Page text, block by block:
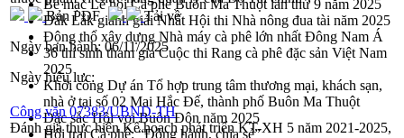
Bế mạc Lễ hội Cà phê Buôn Ma Thuột lần thứ 9 năm 2025
Đắk Lắk giành giải Nhất Hội thi Nhà nông đua tài năm 2025
Động thổ xây dựng Nhà máy cà phê lớn nhất Đông Nam Á
36 thí sinh tham gia Cuộc thi Rang cà phê đặc sản Việt Nam
2025
Khởi công Dự án Tổ hợp trung tâm thương mại, khách sạn,
nhà ở tại số 02 Mai Hắc Đế, thành phố Buôn Ma Thuột
Đặc sắc Hội voi Buôn Đôn năm 2025
Hội trại Cà phê: “Đồng hành, chia sẻ”
Bản PDF
Tải về
Ngày ban hành:06/11/2025
Ngày hiệu lực:
Công văn 07383/UBND-TH
Đánh giá thực hiện Kế hoạch phát triển KT-XH 5 năm 2021-2025,